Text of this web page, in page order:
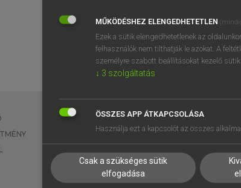
EGYÉNI FELHASZNÁLÓKNAK
TANULÓKNAK
VÁLLALATI MEGOLDÁSOK
SÚGÓ
RÓLUNK
SÜTI
MŰKÖDÉSHEZ ELENGEDHETETLEN
Ezek a sütik elengedhetetlenek az
felhasználók nem tilthatják le azokat. A
személyre szabott beállításokat kezelő sütik.
↓ 3 szolgáltatás
ÖSSZES APP ÁTKAPCSOLÁSA
Használja ezt a kapcsolót az összes
Csak a szükséges sütik
elfogadása